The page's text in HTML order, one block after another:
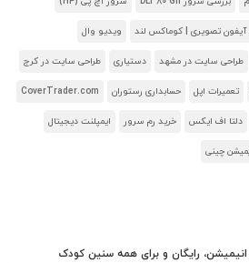
آیفون تصویری | کوماکس لند ویدیو وال
طراحی سایت در مشهد دستیاری طراحی سایت در کرج
تعمیرات اپل حسابداری رستوران CoverTrader.com
دلتا اف ایکس خرید رم سرور ایمپلنت دیجیتال
چینی
رایگان و برای همه سنین کودک